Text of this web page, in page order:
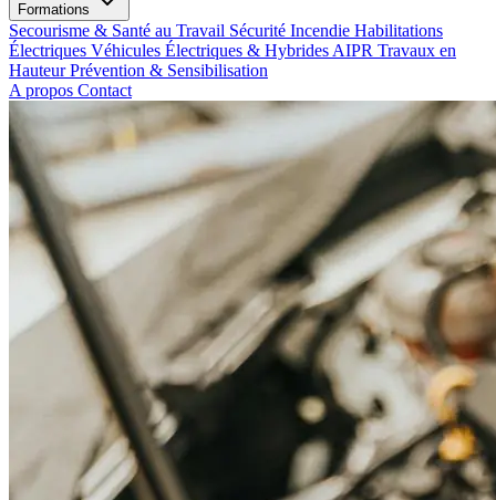
Formations
Secourisme & Santé au Travail Sécurité Incendie Habilitations
Électriques Véhicules Électriques & Hybrides AIPR Travaux en
HauteurPrévention & Sensibilisation
A propos Contact